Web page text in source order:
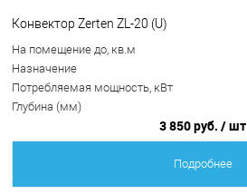
Конвектор Zerten ZL-20 (U)
На помещение до, кв.м
Назначение
Потребляемая мощность, кВт
Глубина (мм)
3 850 руб. / шт
Подробнее